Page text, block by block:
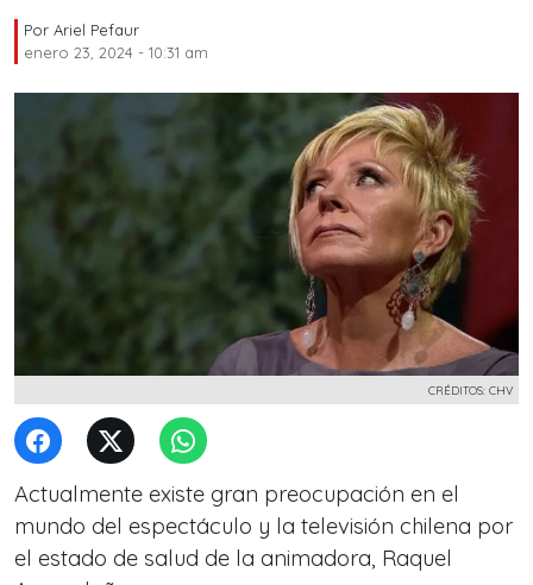
Por Ariel Pefaur
enero 23, 2024 - 10:31 am
CRÉDITOS: CHV
Actualmente existe gran preocupación en el
mundo del espectáculo y la televisión chilena por
el estado de salud de la animadora, Raquel